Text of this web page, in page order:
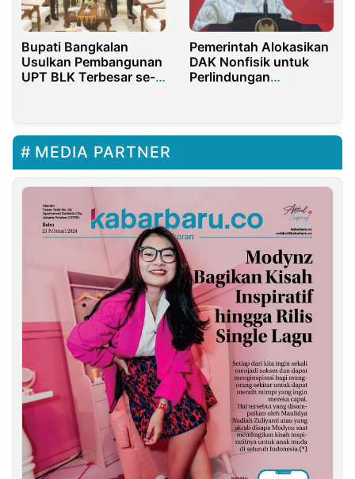
Bupati Bangkalan
Usulkan Pembangunan
UPT BLK Terbesar se-
Pemerintah Alokasikan
DAK Nonfisik untuk
Perlindungan
MEDIA PARTNER